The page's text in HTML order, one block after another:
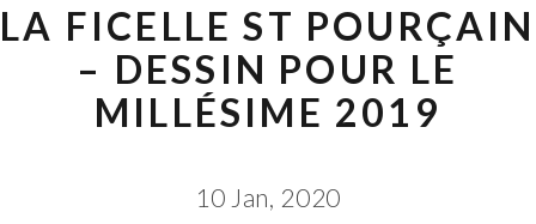
LA FICELLE ST POURÇAIN
– DESSIN POUR LE
MILLÉSIME 2019
10 Jan, 2020